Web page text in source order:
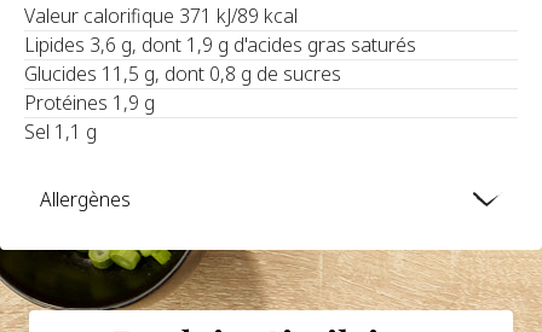
Valeur calorifique 371 kJ/89 kcal
Lipides 3,6 g, dont 1,9 g d'acides gras saturés
Glucides 11,5 g, dont 0,8 g de sucres
Protéines 1,9 g
Sel 1,1 g
Allergènes